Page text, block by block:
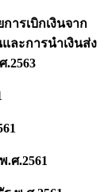
ารเบิกเงินจาก
และการนำเงินส่ง
.2563
ศ.2561